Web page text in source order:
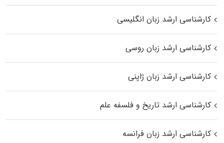
کارشناسی ارشد زبان انگلیسی
کارشناسی ارشد زبان روسی
کارشناسی ارشد زبان ژاپنی
کارشناسی ارشد تاریخ و فلسفه علم
کارشناسی ارشد زبان فرانسه